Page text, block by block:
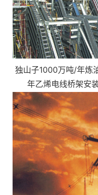
独山子1000万吨/年炼
年乙烯电线桥架安